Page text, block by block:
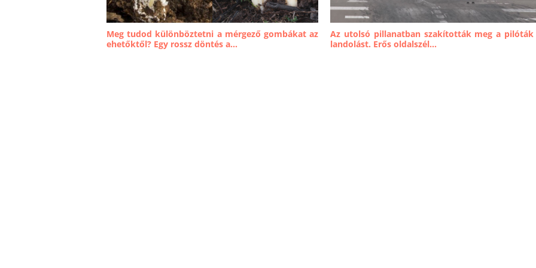
Meg tudod különböztetni a mérgező gombákat az
ehetőktől? Egy rossz döntés a...
Az utolsó pillanatban szakították meg a pilóták
landolást. Erős oldalszél...